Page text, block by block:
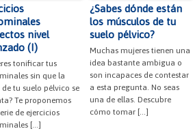
nivel
(I)
tonificar tus
sin que la
de tu suelo pélvico se
Te proponemos
de ejercicios
[…]
¿Sabes dónde están
los músculos de tu
suelo pélvico?
Muchas mujeres tienen una
idea bastante ambigua o
son incapaces de contestar
a esta pregunta. No seas
una de ellas. Descubre
cómo tomar […]